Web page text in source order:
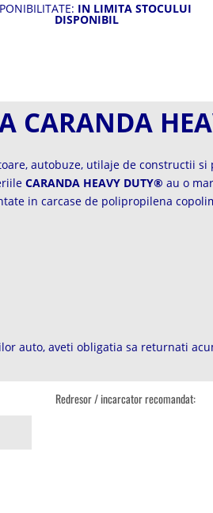
IN LIMITA STOCULUI
DISPONIBIL
autobuze, utilaje de constructii
CARANDA HEAVY DUTY® au o
in carcase de polipropilena
auto, aveti obligatia sa returnati
Redresor / incarcator recomandat: